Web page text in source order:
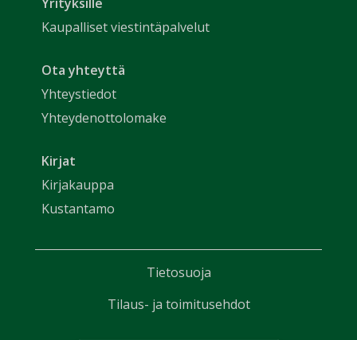
Yrityksille
Kaupalliset viestintäpalvelut
Ota yhteyttä
Yhteystiedot
Yhteydenottolomake
Kirjat
Kirjakauppa
Kustantamo
Tietosuoja
Tilaus- ja toimitusehdot